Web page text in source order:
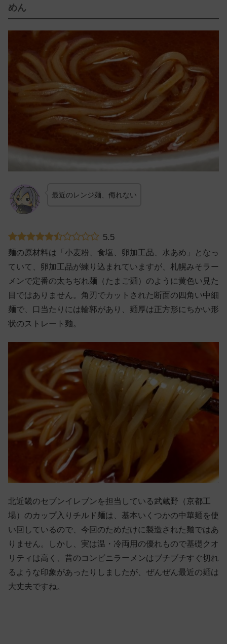
めん
最近のレンジ麺、侮れない
5.5
麺の原材料は「小麦粉、食塩、卵加工品、水あめ」となっ
ていて、卵加工品が練り込まれていますが、札幌みそラー
メンで定番の太ちぢれ麺（たまご麺）のように黄色い見た
目ではありません。角刃でカットされた断面の四角い中細
麺で、口当たりには輪郭があり、麺厚は正方形にちかい形
状のストレート麺。
北近畿のセブンイレブンを担当している武蔵野（京都工
場）のカップ入りチルド麺は、基本いくつかの中華麺を使
い回しているので、今回のためだけに製造された麺ではあ
りません。しかし、実は温・冷両用の優れもので基礎クオ
リティは高く、昔のコンビニラーメンはブチブチすぐ切れ
るような印象があったりしましたが、ぜんぜん最近の麺は
大丈夫ですね。